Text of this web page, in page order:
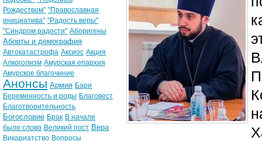
Рождеством" "Православная
инициатива" "Радость веры"
"Синдром радости" Аборигены
Аборты и демография
Автокатастрофа Аксиос Акция
Алкоголизм Амурская епархия
Амурское благочиние
Анонсы Армия Бари
Беременность и роды Благовест
Благотворительность
Богословие Брак В начале
было слово Великий пост Вера
Викариатство Вопросы